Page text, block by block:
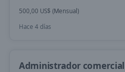
500,00 US$ (Mensual)
Hace 4 días
Administrador comercial